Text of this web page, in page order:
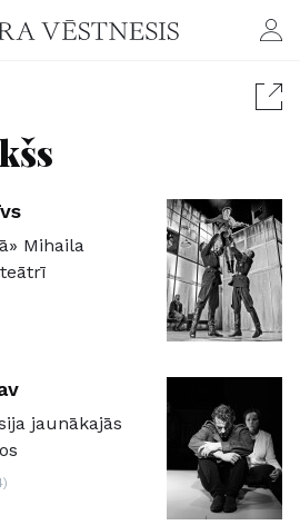
Mihaila
jaunākajās